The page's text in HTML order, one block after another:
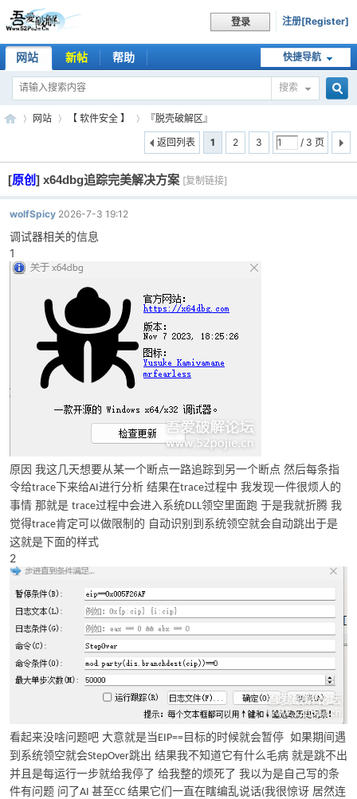
登录 注册[Register]
快捷导航
网站 新帖 帮助
搜索
吾
破
»
网站
›
【 软件安全 】
›
『脱壳破解区』
1
2 3 / 3 页
返回列表
[原创] x64dbg追踪完美解决方案 [复制链接]
wolfSpicy 2026-7-3 19:12
调试器相关的信息
1
原因 我这几天想要从某一个断点一路追踪到另一个断点 然后每条指
令给trace 下来给AI进行分析 结果在trace过程中 我发现一件很烦人的
事情 那就是 trace过程中会进入系统DLL领空里面跑 于是我就折腾 我
觉得trace肯定可以做限制的 自动识别到系统领空就会自动跳出于是
这就是下面的样式
2
看起来没啥问题吧 大意就是当 EIP== 目标的时候就会暂停 如果期间遇
到系统领空就会StepOver跳出 结果我不知道它有什么毛病 就是跳不出
并且是每运行一步就给我停了 给我整的烦死了 我以为是自己写的条
件有问题 问了AI 甚至CC 结果它们一直在瞎编乱说话(我很惊讶 居然连